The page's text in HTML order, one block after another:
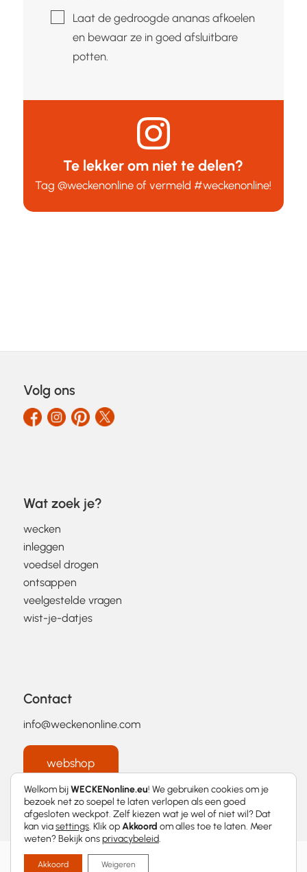
▢Laat de gedroogde ananas afkoelen
en bewaar ze in goed afsluitbare
potten.
Te lekker om niet te delen?
Tag@weckenonline of vermeld#weckenonline!
Volg ons
Wat zoek je?
wecken
inleggen
voedsel drogen
ontsappen
veelgestelde vragen
wist-je-datjes
Contact
info@weckenonline.com
webshop
2026 © WECKENonline.eu │
Welkom bijWECKENonline.eu! We gebruiken cookies om je
bezoek net zo soepel te laten verlopen als een goed
afgesloten weckpot. Zelf kiezen wat je wel of niet wil? Dat
kan viasettings. Klik opAkkoord om alles toe te laten. Meer
weten? Bekijk onsprivacybeleid.
Akkoord Weigeren